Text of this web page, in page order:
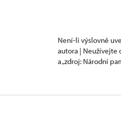
Není-li výslovně
autora | Neužívejte
a „zdroj: Národní